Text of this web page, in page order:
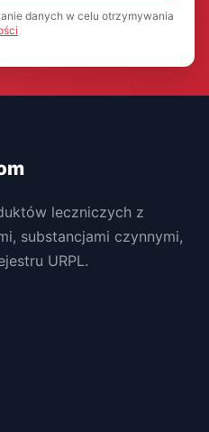
danych w celu otrzymywania
leczniczych z
substancjami czynnymi,
URPL.